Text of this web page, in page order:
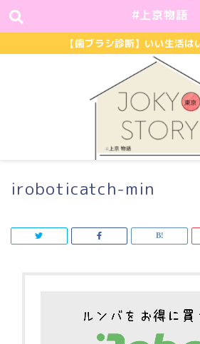
#上京物語
【歯ブラシ診断】いい生活は
iroboticatch-min